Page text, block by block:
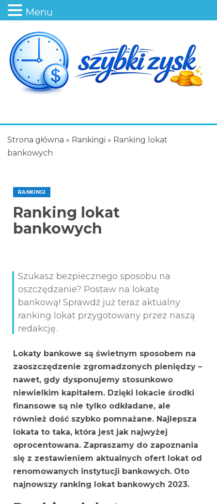
Strona główna » Rankingi » Ranking lokat
bankowych
RANKINGI
Ranking lokat
bankowych
Szukasz bezpiecznego sposobu na
oszczędzanie? Postaw na lokatę
bankową! Sprawdź już teraz aktualny
ranking lokat przygotowany przez naszą
redakcję.
Lokaty bankowe są świetnym sposobem na
zaoszczędzenie zgromadzonych pieniędzy –
nawet, gdy dysponujemy stosunkowo
niewielkim kapitałem. Dzięki lokacie środki
finansowe są nie tylko odkładane, ale
również dość szybko pomnażane. Najlepsza
lokata to taka, która jest jak najwyżej
oprocentowana. Zapraszamy do zapoznania
się z zestawieniem aktualnych ofert lokat od
renomowanych instytucji bankowych. Oto
najnowszy ranking lokat bankowych 2023.
Menu